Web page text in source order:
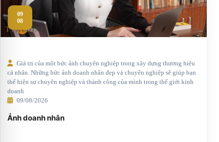
09
08
Giá trị của một bức ảnh chuyên nghiệp trong xây dựng thương hiệu
cá nhân. Những bức ảnh doanh nhân đẹp và chuyên nghiệp sẽ giúp bạn
thể hiện sự chuyên nghiệp và thành công của mình trong thế giới kinh
doanh
09/08/2026
Ảnh doanh nhân